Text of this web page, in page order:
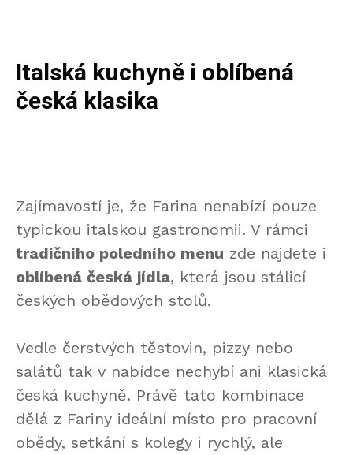
Italská kuchyně i oblíbená
česká klasika
Zajímavostí je, že Farina nenabízí pouze
typickou italskou gastronomii. V rámci
tradičního poledního menu zde najdete i
oblíbená česká jídla, která jsou stálicí
českých obědových stolů.
Vedle čerstvých těstovin, pizzy nebo
salátů tak v nabídce nechybí ani klasická
česká kuchyně. Právě tato kombinace
dělá z Fariny ideální místo pro pracovní
obědy, setkání s kolegy i rychlý, ale